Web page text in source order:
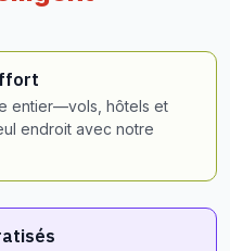
entier—vols, hôtels et
endroit avec notre